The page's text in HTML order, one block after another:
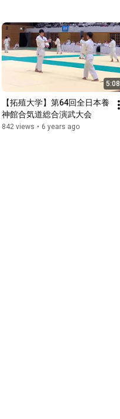
5:08
【拓殖大学】第64回全日本養
神館合気道総合演武大会
842 views • 6 years ago